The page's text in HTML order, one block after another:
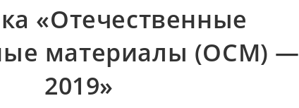
«Отечественные
материалы (ОСМ) —
2019»